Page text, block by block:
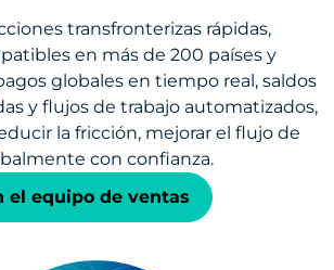
transfronterizas rápidas,
en más de 200 países y
globales en tiempo real, saldos
y flujos de trabajo automatizados,
la fricción, mejorar el flujo de
con confianza.
el equipo de ventas